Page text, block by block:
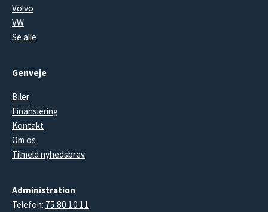
Volvo
VW
Se alle
Genveje
Biler
Finansiering
Kontakt
Om os
Tilmeld nyhedsbrev
Administration
Telefon: 75 80 10 11